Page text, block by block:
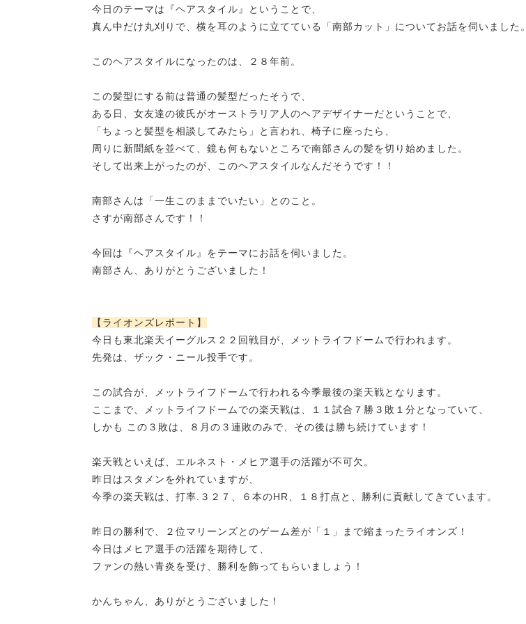
今日のテーマは『ヘアスタイル』ということで、
真ん中だけ丸刈りで、横を耳のように立てている
「南部カット」についてお話を伺いました。
このヘアスタイルになったのは、２８年前。
この髪型にする前は普通の髪型だったそうで、
ある日、女友達の彼氏がオーストラリア人のヘアデザイナーだということで、
「ちょっと髪型を相談してみたら」と言われ、椅子に座ったら、
周りに新聞紙を並べて、鏡も何もないところで南部さんの髪を切り始めました。
そして出来上がったのが、このヘアスタイルなんだそうです！！
南部さんは「一生このままでいたい」とのこと。
さすが南部さんです！！
今回は『ヘアスタイル』をテーマにお話を伺いました。
南部さん、ありがとうございました！
【ライオンズレポート】
今日も東北楽天イーグルス２２回戦目が、メットライフドームで行われます。
先発は、 ザック・ニール投手です。
この試合が、メットライフドームで行われる今季最後の楽天戦となります 。
ここまで、メットライフドームでの楽天戦は、１１試合７勝３敗１分となっていて、
しかも この３敗は、８月の３連敗のみで、その後は勝ち続けています！
楽天戦といえば、エルネスト・メヒア選手の活躍が不可欠。
昨日はスタメンを外れていますが、
今季の楽天戦は、打率.３２７、６本のHR、１８打点と、勝利に貢献してきています。
昨日の勝利で、２位マリーンズとのゲーム差が「１」まで縮まったライオンズ！
今日はメヒア選手の活躍を期待して、
ファンの熱い青炎を受け、勝利を飾ってもらいましょう！
かんちゃん、ありがとうございました！